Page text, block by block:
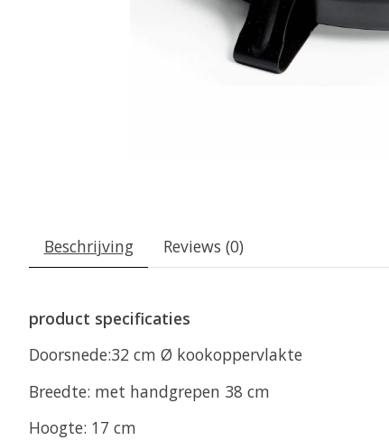
Beschrijving Reviews (0)
product specificaties
Doorsnede:32 cm Ø kookoppervlakte
Breedte: met handgrepen 38 cm
Hoogte: 17 cm